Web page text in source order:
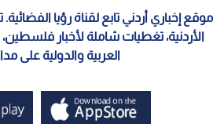
موقع إخباري أردني تابع لقناة رؤيا الفضائية.
الأردنية، تغطيات شاملة لأخبار فلسطين،
العربية والدولية على